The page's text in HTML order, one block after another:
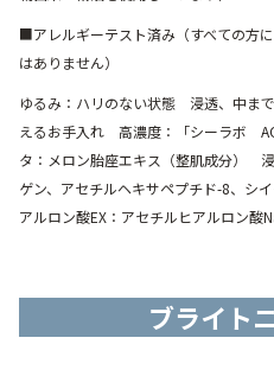
■アレルギーテスト済み（すべての方
はありません）
ゆるみ：ハリのない状態 浸透、中ま
えるお手入れ 高濃度：「シーラボ
タ：メロン胎座エキス（整肌成分）
ゲン、アセチルヘキサペプチド-8、シ
アルロン酸EX：アセチルヒアルロン酸
ブライト